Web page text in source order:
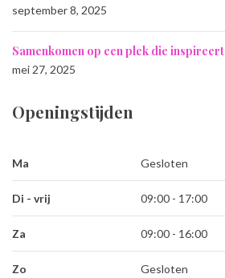
september 8, 2025
Samenkomen op een plek die inspireert
mei 27, 2025
Openingstijden
Ma Gesloten
Di - vrij 09:00 - 17:00
Za 09:00 - 16:00
Zo Gesloten